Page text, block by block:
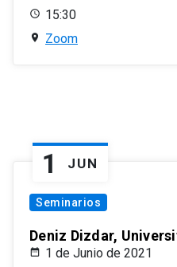
15:30
Zoom
1 JUN
Seminarios
Deniz Dizdar,
1 de Junio de 2021